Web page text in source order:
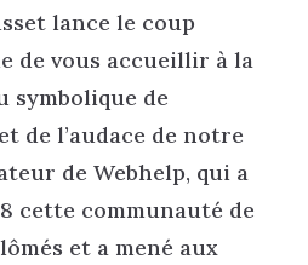
lance le coup
de vous accueillir à la
symbolique de
de l’audace de notre
de Webhelp, qui a
cette communauté de
et a mené aux